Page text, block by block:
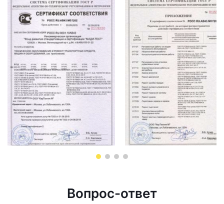
Вопрос-ответ